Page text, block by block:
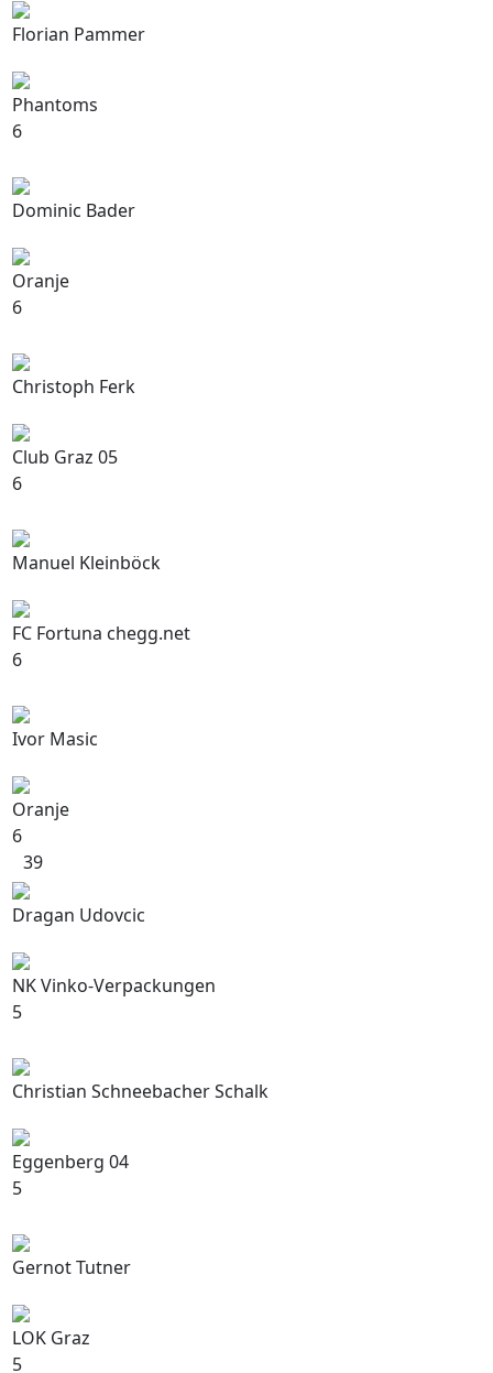
Florian Pammer
Phantoms
6
Dominic Bader
Oranje
6
Christoph Ferk
Club Graz 05
6
Manuel Kleinböck
FC Fortuna chegg.net
6
Ivor Masic
Oranje
6
39
Dragan Udovcic
NK Vinko-Verpackungen
5
Christian Schneebacher Schalk
Eggenberg 04
5
Gernot Tutner
LOK Graz
5